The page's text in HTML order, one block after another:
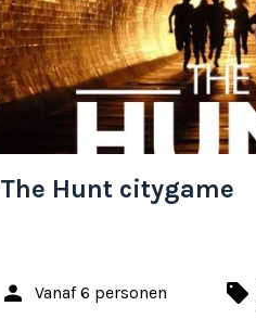
The Hunt citygame
person Vanaf 6 personen local_offer